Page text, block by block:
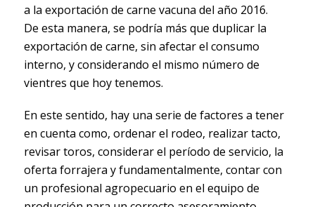
a la exportación de carne vacuna del año 2016.
De esta manera, se podría más que duplicar la
exportación de carne, sin afectar el consumo
interno, y considerando el mismo número de
vientres que hoy tenemos.
En este sentido, hay una serie de factores a tener
en cuenta como, ordenar el rodeo, realizar tacto,
revisar toros, considerar el período de servicio, la
oferta forrajera y fundamentalmente, contar con
un profesional agropecuario en el equipo de